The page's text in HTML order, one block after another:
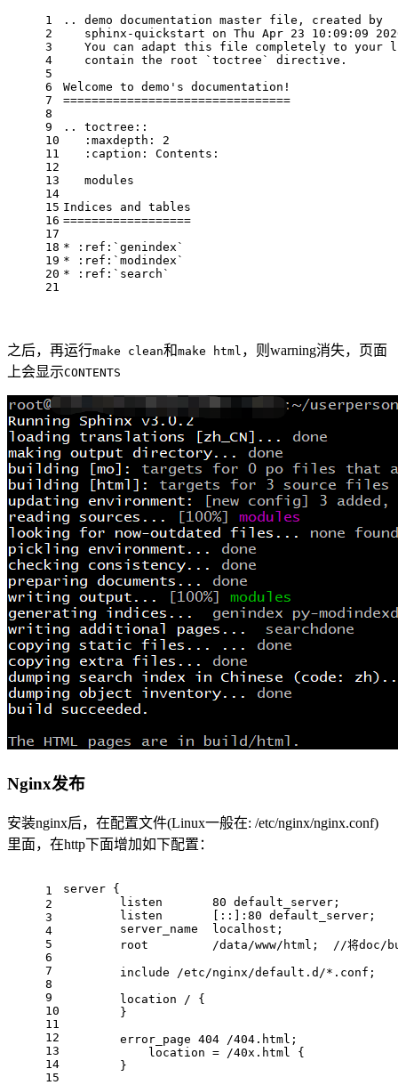
1
2
3
4
5
6
7
8
9
10
11
12
13
14
15
16
17
18
19
20
21
.. demo documentation master file, created by
sphinx-quickstart on Thu Apr 23 10:09:09
You can adapt this file completely to your
   contain the root `toctree` directive.
Welcome to demo's documentation!
================================
.. toctree::
   :maxdepth: 2
   :caption: Contents:
   modules
Indices and tables
==================
* :ref:`genindex`
* :ref:`modindex`
* :ref:`search`
之后，再运行make clean和make html ，则warning消失，页面
上会显示CONTENTS
Nginx发布
安装nginx后，在配置文件(Linux一般在: /etc/nginx/nginx.conf)
里面，在http下面增加如下配置：
1
2
3
4
5
6
7
8
9
10
11
12
13
14
15
server {
        listen
80 default_server;
        listen       [::]:
80 default_server;
        server_name  localhost;
root         /data/www/html;  //将doc/
        include /etc/nginx/default.d/*.conf;
        location / {
        }
        error_page
404 /404. html;
            location = /40x.html {
        }